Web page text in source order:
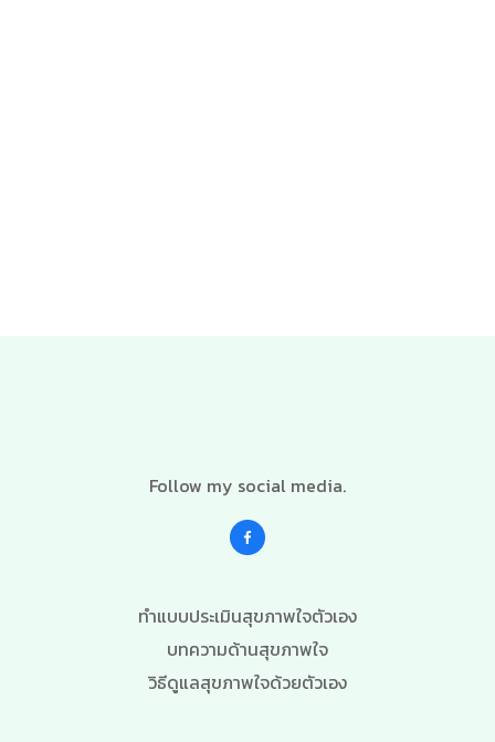
Follow my social media.
ทำแบบประเมินสุขภาพใจตัวเอง
บทความด้านสุขภาพใจ
วิธีดูแลสุขภาพใจด้วยตัวเอง